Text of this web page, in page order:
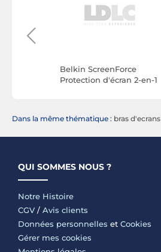
Belkin ScreenForce
Protection d'écran 2-en-1
Dans la même thématique : bras d'ecrans
QUI SOMMES NOUS ?
Notre Histoire
CGV / Avis clients
Données personnelles et Cookies
Gérer mes cookies